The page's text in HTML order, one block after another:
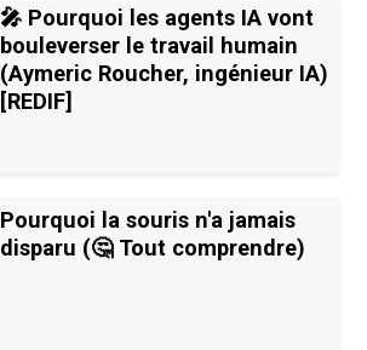
🎤 Pourquoi les agents IA vont
bouleverser le travail humain
(Aymeric Roucher, ingénieur IA)
[REDIF]
Pourquoi la souris n'a jamais
disparu (🤔 Tout comprendre)